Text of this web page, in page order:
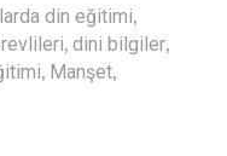
din eğitimi,
, dini bilgiler,
, Manşet,